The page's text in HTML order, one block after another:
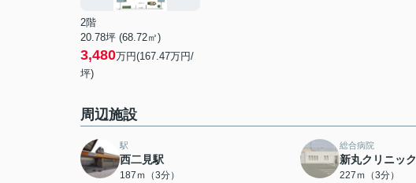
2階
20.78坪 (68.72㎡)
3,480万円(167.47万円/
坪)
周辺施設
駅
西二見駅
187ｍ（3分）
総合病院
新丸クリニック
227ｍ（3分）